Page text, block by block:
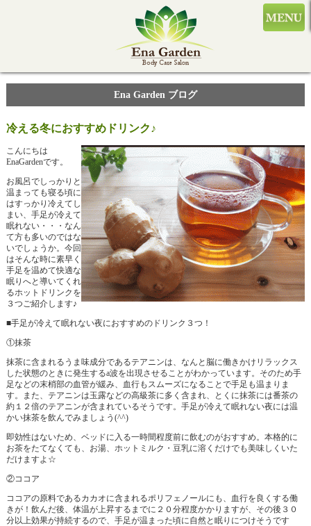
Ena Garden ブログ
冷える冬におすすめドリンク♪
こんにちは
EnaGardenです。
お風呂でしっかりと
温まっても寝る頃に
はすっかり冷えてし
まい、手足が冷えて
眠れない・・・なん
て方も多いのではな
いでしょうか。今回
はそんな時に素早く
手足を温めて快適な
眠りへと導いてくれ
るホットドリンクを
３つご紹介します♪
■手足が冷えて眠れない夜におすすめのドリンク３つ！
①抹茶
抹茶に含まれるうま味成分であるテアニンは、なんと脳に働きかけリラックス
した状態のときに発生するa波を出現させることがわかっています。そのため手
足などの末梢部の血管が緩み、血行もスムーズになることで手足も温まりま
す。また、テアニンは玉露などの高級茶に多く含まれ、とくに抹茶には番茶の
約１２倍のテアニンが含まれているそうです。手足が冷えて眠れない夜には温
かい抹茶を飲んでみましょう(^^)
即効性はないため、ベッドに入る一時間程度前に飲むのがおすすめ。本格的に
お茶をたてなくても、お湯、ホットミルク・豆乳に溶くだけでも美味しくいた
だけますよ☆
②ココア
ココアの原料であるカカオに含まれるポリフェノールにも、血行を良くする働
きが！飲んだ後、体温が上昇するまでに２０分程度かかりますが、その後３０
分以上効果が持続するので、手足が温まった頃に自然と眠りにつけそうです